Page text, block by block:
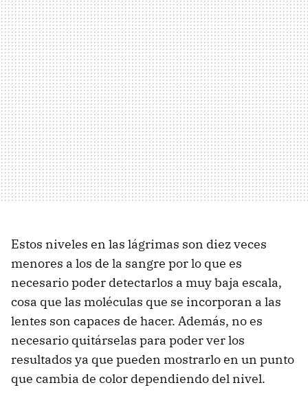
Estos niveles en las lágrimas son diez veces
menores a los de la sangre por lo que es
necesario poder detectarlos a muy baja escala,
cosa que las moléculas que se incorporan a las
lentes son capaces de hacer. Además, no es
necesario quitárselas para poder ver los
resultados ya que pueden mostrarlo en un punto
que cambia de color dependiendo del nivel.